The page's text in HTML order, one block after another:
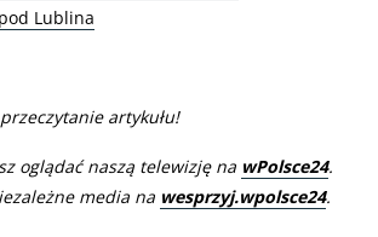
Lublina
artykułu!
oglądać naszą telewizję na wPolsce24.
media na wesprzyj.wpolsce24.